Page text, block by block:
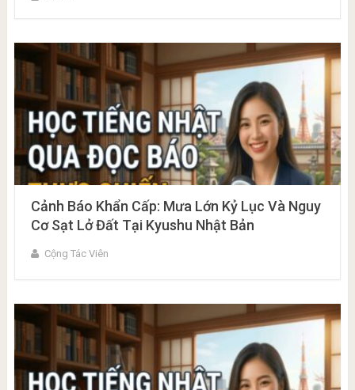
Cảnh Báo Khẩn Cấp: Mưa Lớn Kỷ Lục Và Nguy
Cơ Sạt Lở Đất Tại Kyushu Nhật Bản
Cộng Tác Viên